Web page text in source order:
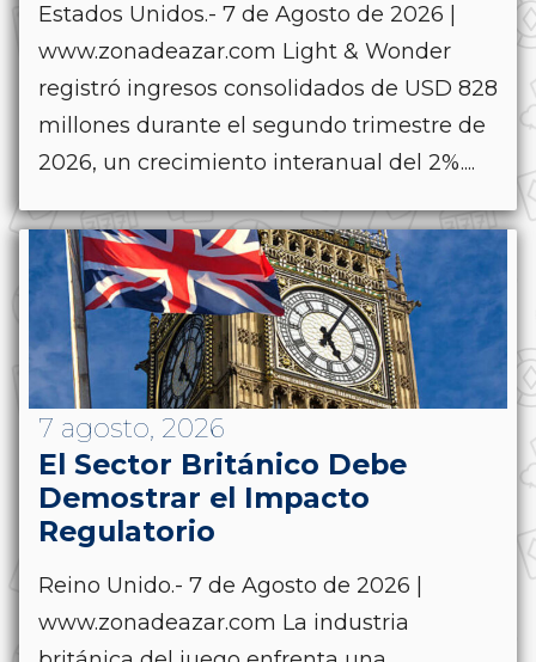
Estados Unidos.- 7 de Agosto de 2026 |
www.zonadeazar.com Light & Wonder
registró ingresos consolidados de USD 828
millones durante el segundo trimestre de
2026, un crecimiento interanual del 2%....
7 agosto, 2026
El Sector Británico Debe
Demostrar el Impacto
Regulatorio
Reino Unido.- 7 de Agosto de 2026 |
www.zonadeazar.com La industria